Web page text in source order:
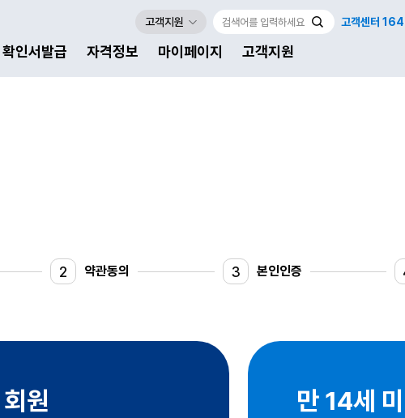
확인서발급 자격정보 마이페이지 고객지원
고객센터
고객지원
2 약관동의 3 본인인증
원 만 14세